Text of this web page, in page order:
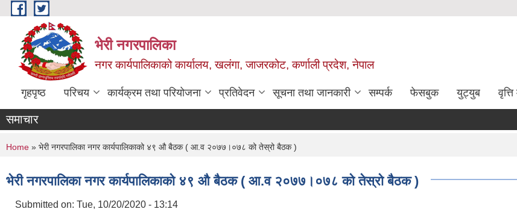
Skip to main content
भेरी नगरपालिका
नगर कार्यपालिकाको कार्यालय, खलंगा, जाजरकोट, कर्णाली प्रदेश, नेपाल
गृहपृष्ठ परिचय कार्यक्रम तथा परियोजना प्रतिवेदन सूचना तथा जानकारी सम्पर्क फेसबुक युट्युब वृत्ति
समाचार
You are here
Home » भेरी नगरपालिका नगर कार्यपालिकाको ४९ औ बैठक ( आ.व २०७७।०७८ को तेस्रो बैठक )
भेरी नगरपालिका नगर कार्यपालिकाको ४९ औ बैठक ( आ.व २०७७।०७८ को तेस्रो बैठक )
Submitted on: Tue, 10/20/2020 - 13:14